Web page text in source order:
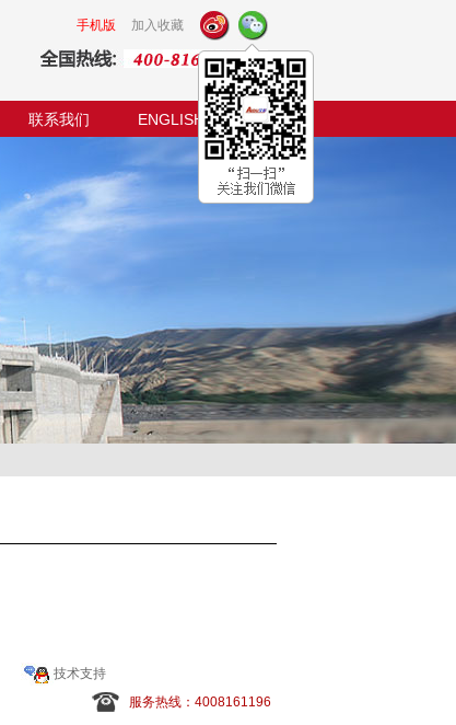
手机版 加入收藏
联系我们 ENGLISH
技术支持
服务热线：4008161196